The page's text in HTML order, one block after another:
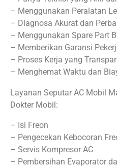
– Menggunakan Peralatan
– Diagnosa Akurat dan
– Menggunakan Spare Part
– Memberikan Garansi
– Proses Kerja yang
– Menghemat Waktu dan
Layanan Seputar AC Mobil
Dokter Mobil:
– Isi Freon
– Pengecekan Kebocoran
– Servis Kompresor AC
– Pembersihan Evaporator